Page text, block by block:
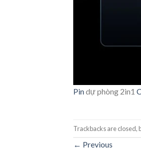
Pindự phòng 2in1
Trackbacks are closed,
← Previous